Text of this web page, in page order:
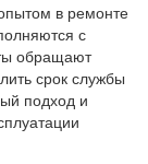
в ремонте
с
обращают
срок службы
подход и